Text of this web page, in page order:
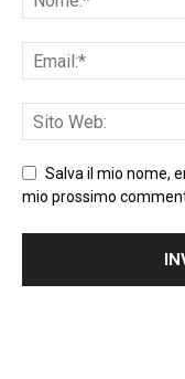
Salva il mio nome,
mio prossimo